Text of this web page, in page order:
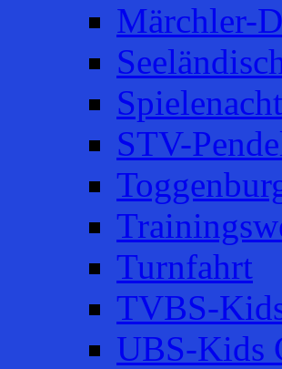
Märchler-
Spielenacht
STV-
Turnfahrt
TVBS-
UBS-Kids